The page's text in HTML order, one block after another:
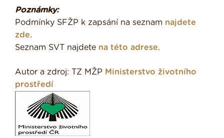
Poznámky:
Podmínky SFŽP k zapsání na seznam najdete
zde.
Seznam SVT najdete na této adrese.
Autor a zdroj: TZ MŽP Ministerstvo životního
prostředí